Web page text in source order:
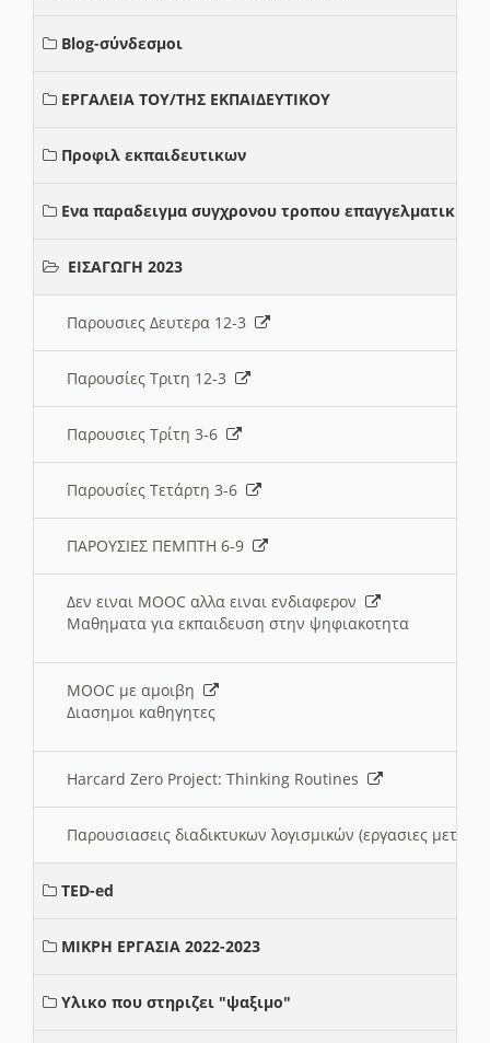
Blog-σύνδεσμοι
ΕΡΓΑΛΕΙΑ ΤΟΥ/ΤΗΣ ΕΚΠΑΙΔΕΥΤΙΚΟΥ
Προφιλ εκπαιδευτικων
Ενα παραδειγμα συγχρονου τροπου επαγγελματικης
ΕΙΣΑΓΩΓΗ 2023
Παρουσιες Δευτερα 12-3
Παρουσίες Τριτη 12-3
Παρουσιες Τρίτη 3-6
Παρουσίες Τετάρτη 3-6
ΠΑΡΟΥΣΙΕΣ ΠΕΜΠΤΗ 6-9
Δεν ειναι MOOC αλλα ειναι ενδιαφερον
Μαθηματα για εκπαιδευση στην ψηφιακοτητα
MOOC με αμοιβη
Διασημοι καθηγητες
Harcard Zero Project: Thinking Routines
Παρουσιασεις διαδικτυκων λογισμικών (εργασιες
TED-ed
ΜΙΚΡΗ ΕΡΓΑΣΙΑ 2022-2023
Υλικο που στηριζει "ψαξιμο"